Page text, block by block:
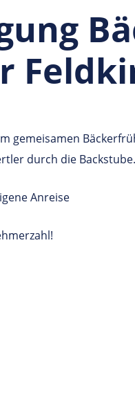
gemeisamen
durch die Backstube.
Anreise